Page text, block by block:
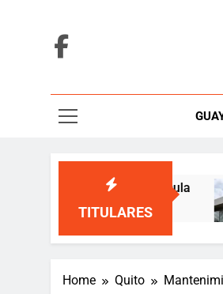
TITULARES
pagar su cláusula
Home Quito